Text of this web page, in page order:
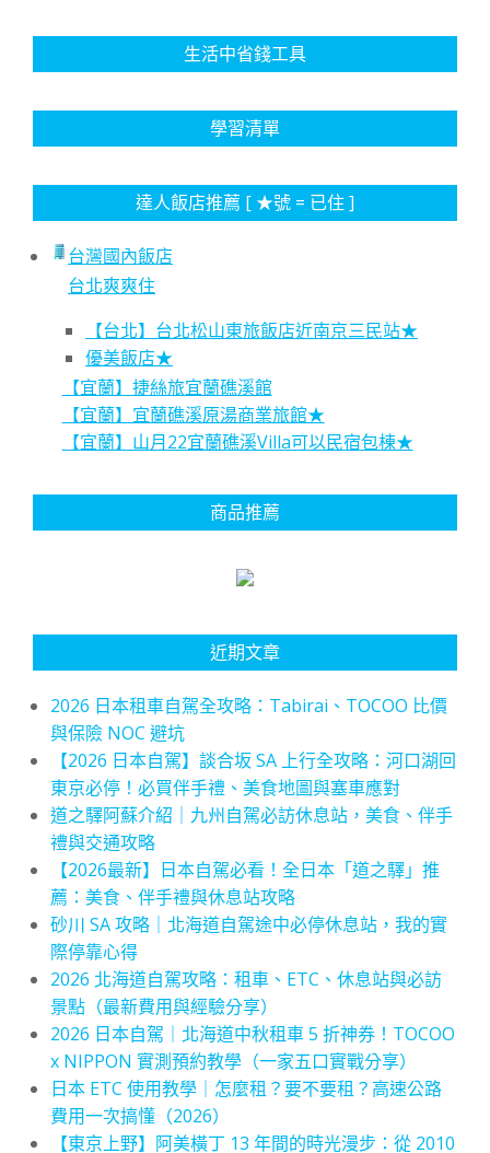
生活中省錢工具
學習清單
達人飯店推薦 [ ★號 = 已住 ]
台灣國內飯店
台北爽爽住
【台北】台北松山東旅飯店近南京三民站★
優美飯店★
【宜蘭】捷絲旅宜蘭礁溪館
【宜蘭】宜蘭礁溪原湯商業旅館★
【宜蘭】山月22宜蘭礁溪Villa可以民宿包棟★
商品推薦
近期文章
2026 日本租車自駕全攻略：Tabirai、TOCOO 比價
與保險 NOC 避坑
【2026 日本自駕】談合坂 SA 上行全攻略：河口湖回
東京必停！必買伴手禮、美食地圖與塞車應對
道之驛阿蘇介紹｜九州自駕必訪休息站，美食、伴手
禮與交通攻略
【2026最新】日本自駕必看！全日本「道之驛」推
薦：美食、伴手禮與休息站攻略
砂川 SA 攻略｜北海道自駕途中必停休息站，我的實
際停靠心得
2026 北海道自駕攻略：租車、ETC、休息站與必訪
景點（最新費用與經驗分享）
2026 日本自駕｜北海道中秋租車 5 折神券！TOCOO
x NIPPON 實測預約教學（一家五口實戰分享）
日本 ETC 使用教學｜怎麼租？要不要租？高速公路
費用一次搞懂（2026）
【東京上野】阿美橫丁 13 年間的時光漫步：從 2010